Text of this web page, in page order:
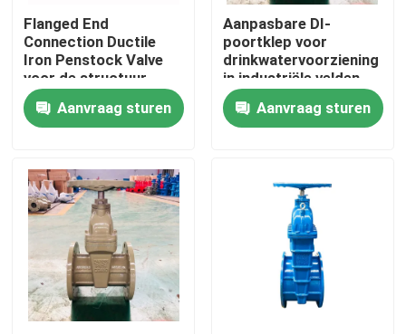
Fabrieksrondleiding
Kwaliteitscontrole
Nieuws
Gevallen
Di-Poortklep
Flanged End
Connection Ductile
Iron Penstock Valve
voor de structuur
Aanvraag sturen
Aanpasbare DI-
poortklep voor
drinkwatervoorziening
in industriële velden
Aanvraag sturen